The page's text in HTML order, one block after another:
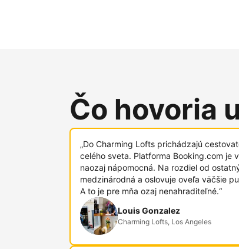
Čo hovoria
„Do Charming Lofts prichádzajú
celého sveta. Platforma Booking.com je
naozaj nápomocná. Na rozdiel od
medzinárodná a oslovuje oveľa väčšie
A to je pre mňa ozaj nenahraditeľné.“
Louis Gonzalez
Charming Lofts, Los Angeles